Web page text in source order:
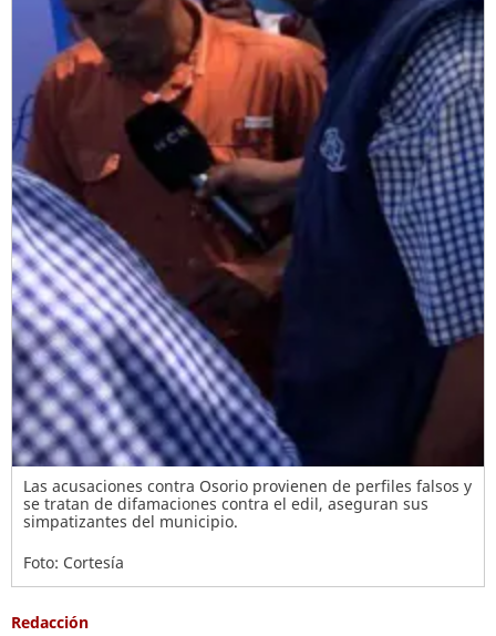
Las acusaciones contra Osorio provienen de perfiles falsos y
se tratan de difamaciones contra el edil, aseguran sus
simpatizantes del municipio.
Foto: Cortesía
Redacción